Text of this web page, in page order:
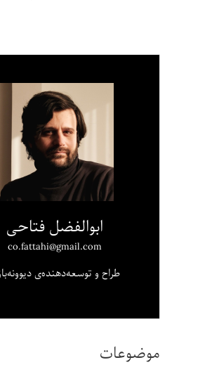
ابوالفضل فتاحی
co.fattahi@gmail.com
طراح و توسعه‌دهنده‌ی
موضوعات